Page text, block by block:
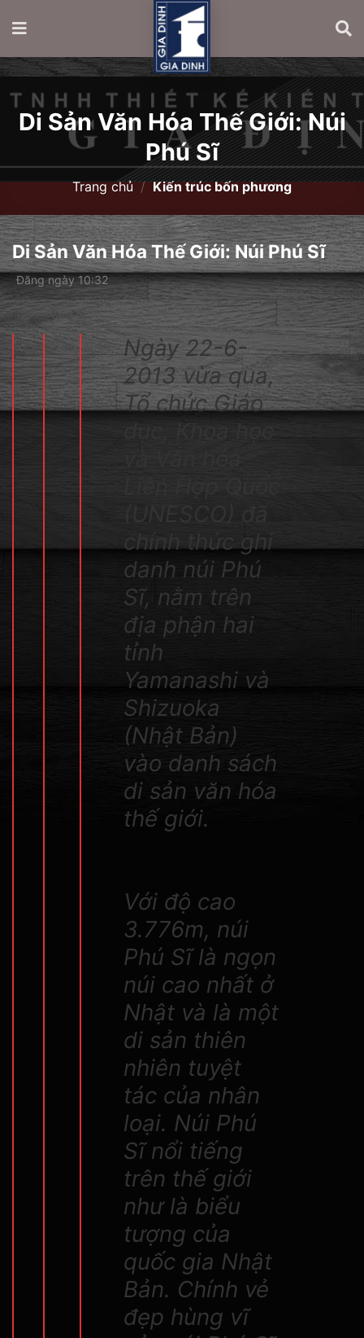
Di Sản Văn Hóa Thế Giới: Núi
Phú Sĩ
Trang chủ / Kiến trúc bốn phương
Di Sản Văn Hóa Thế Giới: Núi Phú Sĩ
Đăng ngày 10:32
Ngày 22-6-
2013 vừa qua,
Tổ chức Giáo
chính thức ghi
danh núi Phú
Sĩ, nằm trên
địa phận hai
tỉnh
Yamanashi và
Shizuoka
(Nhật Bản)
vào danh sách
di sản văn hóa
thế giới.
Với độ cao
3.776m, núi
Phú Sĩ là ngọn
núi cao nhất ở
Nhật và là một
di sản thiên
nhiên tuyệt
tác của nhân
loại. Núi Phú
Sĩ nổi tiếng
trên thế giới
như là biểu
tượng của
quốc gia Nhật
Bản. Chính vẻ
đẹp hùng vĩ